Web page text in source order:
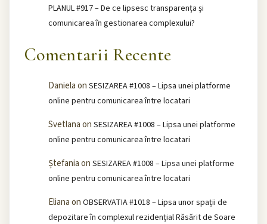
PLANUL #917 – De ce lipsesc transparența și
comunicarea în gestionarea complexului?
Comentarii Recente
Danielaon SESIZAREA #1008 – Lipsa unei platforme
online pentru comunicarea între locatari
Svetlanaon SESIZAREA #1008 – Lipsa unei platforme
online pentru comunicarea între locatari
Ștefaniaon SESIZAREA #1008 – Lipsa unei platforme
online pentru comunicarea între locatari
Elianaon OBSERVATIA #1018 – Lipsa unor spații de
depozitare în complexul rezidențial Răsărit de Soare